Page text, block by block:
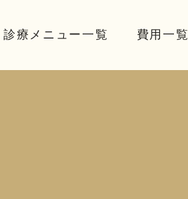
診療メニュー一覧 費用一覧